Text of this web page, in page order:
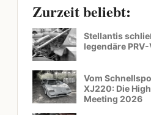
Zurzeit beliebt:
Stellantis
legendäre
Vom
XJ220: Die
Meeting 2026